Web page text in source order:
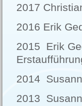
2017
2016 Erik
2015 Erik
2014
2013